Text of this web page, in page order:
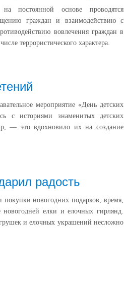
постоянной основе проводятся
граждан и взаимодействию с
вовлечения граждан в
террористического характера.
мероприятие «День детских
с историями знаменитых детских
— это вдохновило их на создание
радость
новогодних подарков, время,
новогодней елки и елочных гирлянд.
и елочных украшений несложно